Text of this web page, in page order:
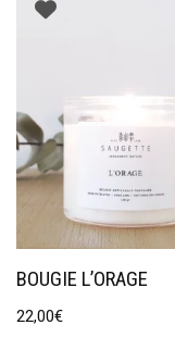
BOUGIE L’ORAGE
22,00€